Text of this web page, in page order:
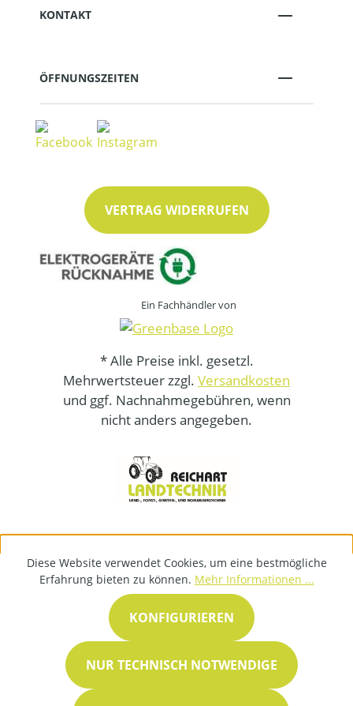
KONTAKT
ÖFFNUNGSZEITEN
VERTRAG WIDERRUFEN
Ein Fachhändler von
* Alle Preise inkl. gesetzl.
Mehrwertsteuer zzgl. Versandkosten
und ggf. Nachnahmegebühren, wenn
nicht anders angegeben.
Diese Website verwendet Cookies, um eine bestmögliche
Erfahrung bieten zu können. Mehr Informationen ...
NUR TECHNISCH NOTWENDIGE
KONFIGURIEREN